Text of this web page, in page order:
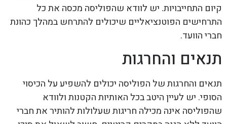
קיום התחייבויות. יש לוודא שהפוליסה מכסה את כל
התרחישים הפוטנציאליים שיכולים להתרחש במהלך כהונת
חברי הוועד.
תנאים והחרגות
תנאים והחרגות של הפוליסה יכולים להשפיע על הכיסוי
הסופי. יש לעיין היטב בכל האותיות הקטנות ולוודא
שהפוליסה אינה מכילה חריגות שעלולות להותיר את חברי